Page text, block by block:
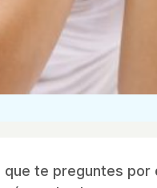
te preguntes